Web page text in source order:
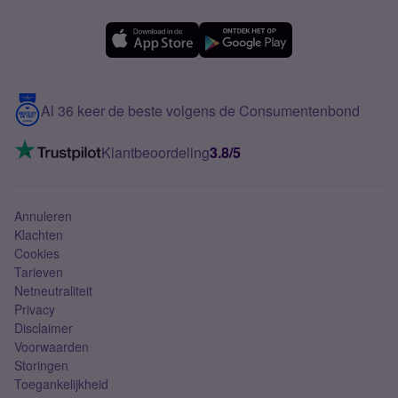
Meerdere nummers
5G internet
Mobiel internet
Mobiel abonnement
Contact
VoLTE 4G bellen
Al 36 keer de beste volgens de Consumentenbond
Klantbeoordeling3.8/5
Annuleren
Klachten
Cookies
Tarieven
Netneutraliteit
Privacy
Disclaimer
Voorwaarden
Storingen
Toegankelijkheid